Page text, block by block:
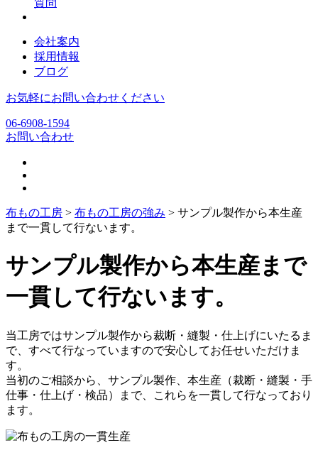
質問
会社案内
採用情報
ブログ
お気軽にお問い合わせください
06-6908-1594
お問い合わせ
布もの工房 > 布もの工房の強み > サンプル製作から本生産
まで一貫して行ないます。
サンプル製作から本生産まで
一貫して行ないます。
当工房ではサンプル製作から裁断・縫製・仕上げにいたるま
で、すべて行なっていますので安心してお任せいただけま
す。
当初のご相談から、サンプル製作、本生産（裁断・縫製・手
仕事・仕上げ・検品）まで、これらを一貫して行なっており
ます。